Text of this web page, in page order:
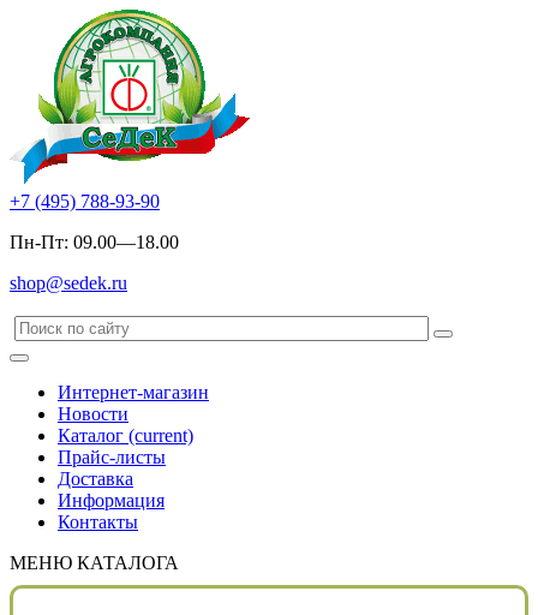
+7 (495) 788-93-90
Пн-Пт: 09.00—18.00
shop@sedek.ru
Интернет-магазин
Новости
Каталог (current)
Прайс-листы
Доставка
Информация
Контакты
МЕНЮ КАТАЛОГА